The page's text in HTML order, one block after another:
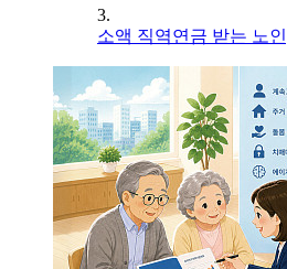
3.
소액 직역연금 받는 노